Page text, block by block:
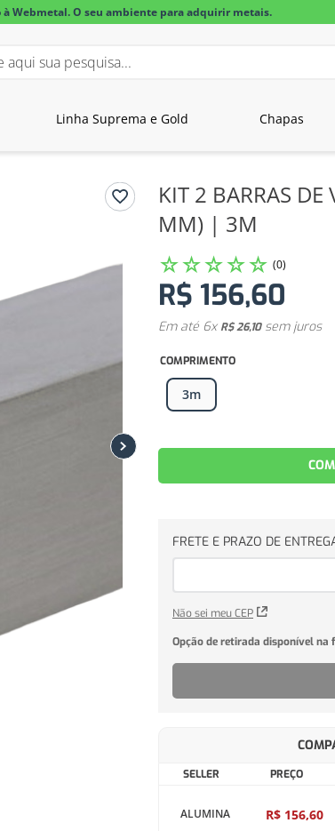
à Webmetal. O seu ambiente para adquirir metais.
sua pesquisa...
Linha Suprema e Gold Chapas
KIT 2 BARRAS
MM) | 3M
☆☆☆☆☆ (0)
R$ 156,60
Em até 6x R$26,10sem juros
COMPRIMENTO
3m
Não sei meu CEP
SELLER PREÇO
ALUMINA R$ 156,60